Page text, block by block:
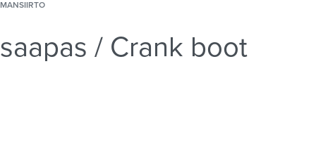
/ Crank boot